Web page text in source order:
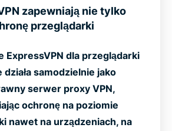
zapewniają nie tylko
przeglądarki
ExpressVPN dla przeglądarki
działa samodzielnie jako
serwer proxy VPN,
ochronę na poziomie
nawet na urządzeniach, na